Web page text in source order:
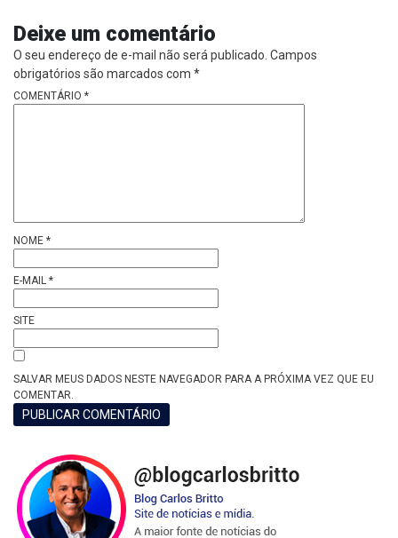
Deixe um comentário
O seu endereço de e-mail não será publicado. Campos
obrigatórios são marcados com *
COMENTÁRIO *
NOME *
E-MAIL *
SITE
SALVAR MEUS DADOS NESTE NAVEGADOR PARA A PRÓXIMA VEZ QUE EU
COMENTAR.